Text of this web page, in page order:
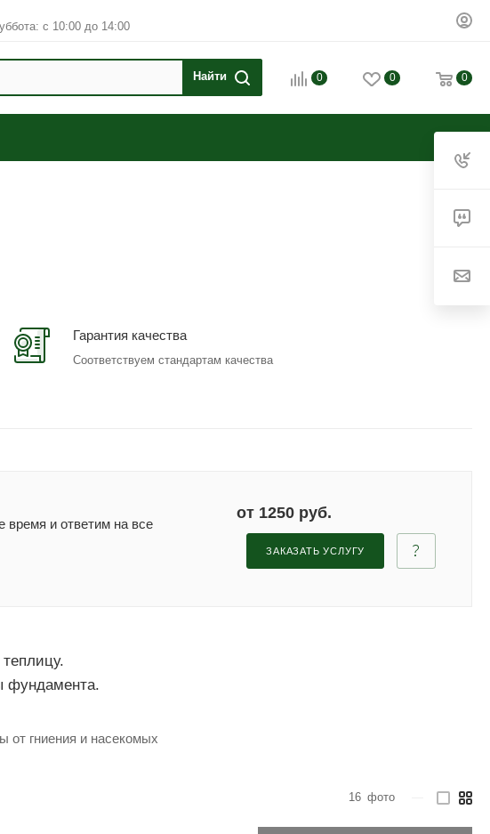
с 10:00 до 14:00
0 0 0
Гарантия качества
Соответствуем стандартам качества
и ответим на все
от 1250 руб.
ЗАКАЗАТЬ УСЛУГУ
фундамента.
от гниения и насекомых
16 фото